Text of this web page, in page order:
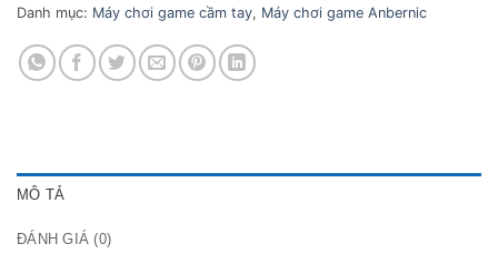
Danh mục: Máy chơi game cầm tay, Máy chơi game Anbernic
MÔ TẢ
ĐÁNH GIÁ (0)